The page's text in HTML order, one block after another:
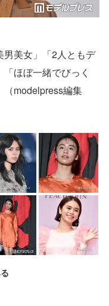
男美女」「2人ともデ
ほぼ一緒でびっく
（modelpress編集